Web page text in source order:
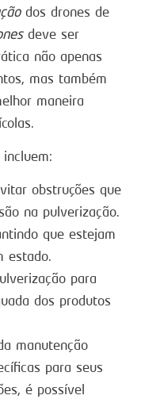
dos drones de
deve ser
não apenas
mas também
maneira
obstruções que
na pulverização.
que estejam
estado.
para
dos produtos
manutenção
para seus
é possível